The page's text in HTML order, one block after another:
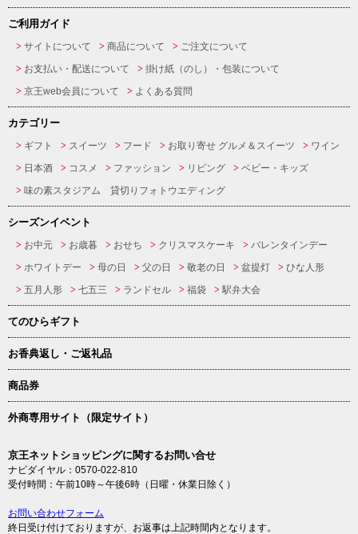
ご利用ガイド
サイトについて 商品について
ご注文について
お支払い・配送について
掛け紙（のし）・包装について
京王web会員について
よくある質問
カテゴリー
ギフト スイーツ フード お取り寄せ グルメ＆スイーツ
ワイン
日本酒
コスメ ファッション リビング
ベビー・キッズ
味の素スタジアム 貸切りフォトウエディング
シーズンイベント
お中元 お歳暮 おせち クリスマスケーキ
バレンタインデー
ホワイトデー
母の日 父の日 敬老の日 盆提灯
ひな人形
五月人形
七五三 ランドセル 福袋 駅弁大会
てのひらギフト
お香典返し・ご返礼品
商品券
外商専用サイト（限定サイト）
京王ネットショッピングに関するお問い合せ
ナビダイヤル：0570-022-810
受付時間：午前10時～午後6時（日曜・休業日除く）
お問い合わせフォーム
終日受け付けておりますが、お返事は上記時間内となります。